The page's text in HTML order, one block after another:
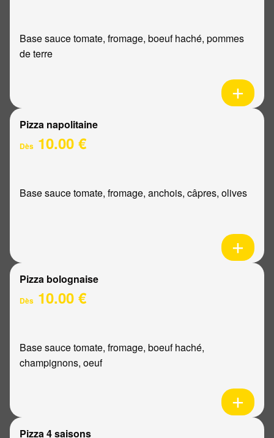
Base sauce tomate, fromage, boeuf haché, pommes
de terre
Pizza napolitaine
Dès 10.00 €
Base sauce tomate, fromage, anchois, câpres, olives
Pizza bolognaise
Dès 10.00 €
Base sauce tomate, fromage, boeuf haché,
champignons, oeuf
Pizza 4 saisons